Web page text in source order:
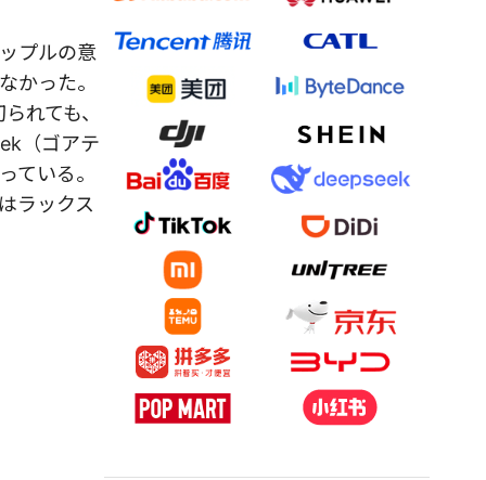
プルの意
かった。
れても、
（ゴアテ
ている。
ラックス